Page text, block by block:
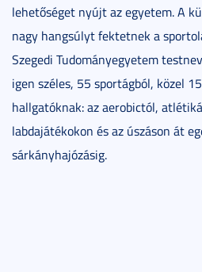
lehetőséget nyújt az egyetem. A
nagy hangsúlyt fektetnek a
Szegedi Tudományegyetem
igen széles, 55 sportágból, közel
hallgatóknak: az aerobictól,
labdajátékokon és az úszáson át
sárkányhajózásig.